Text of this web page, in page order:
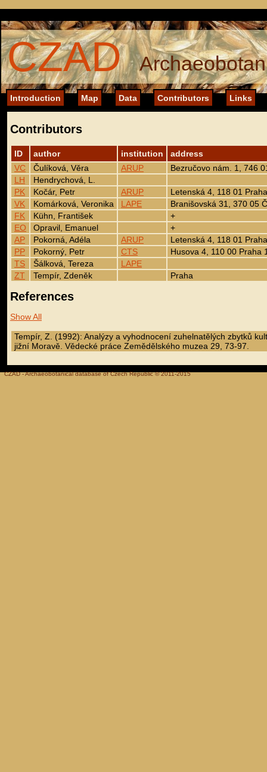
CZAD
Introduction Map Data Contributors Links
Contributors
ID author institution
address
VC
Čulíková, Věra ARUP
Bezručovo nám. 1, 746
LH
Hendrychová, L.
PK
Kočár, Petr ARUP
Letenská 4, 118 01
VK
Komárková, Veronika LAPE
Branišovská 31, 370 05
FK
Kühn, František
+
EO
Opravil, Emanuel
+
AP
Pokorná, Adéla ARUP
Letenská 4, 118 01
PP
Pokorný, Petr CTS
Husova 4, 110 00 Praha
TS
Šálková, Tereza
LAPE
ZT
Tempír, Zdeněk Praha
References
Show All
Tempír, Z. (1992): Analýzy a vyhodnocení zuhelnatělých zbytků
jižní Moravě. Vědecké práce Zemědělského muzea 29, 73-97.
CZAD - Archaeobotanical database of Czech Republic © 2011-2015